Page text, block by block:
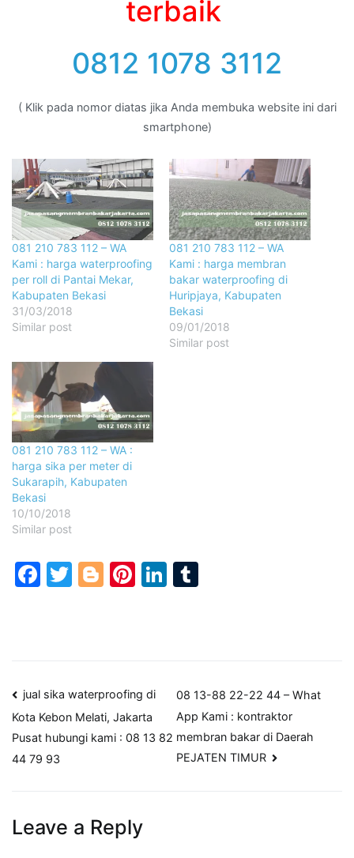
terbaik
0812 1078 3112
( Klik pada nomor diatas jika Anda membuka website ini dari
smartphone)
081 210 783 112 – WA
Kami : harga waterproofing
per roll di Pantai Mekar,
Kabupaten Bekasi
31/03/2018
Similar post
081 210 783 112 – WA
Kami : harga membran
bakar waterproofing di
Huripjaya, Kabupaten
Bekasi
09/01/2018
Similar post
081 210 783 112 – WA :
harga sika per meter di
Sukarapih, Kabupaten
Bekasi
10/10/2018
Similar post
Facebook
Twitter
Blogger
Pinterest
LinkedIn
Post
navigation
jual sika waterproofing di
Kota Kebon Melati, Jakarta
Pusat hubungi kami : 08 13 82
44 79 93
08 13-88 22-22 44 – What
App Kami : kontraktor
membran bakar di Daerah
PEJATEN TIMUR
Leave a Reply